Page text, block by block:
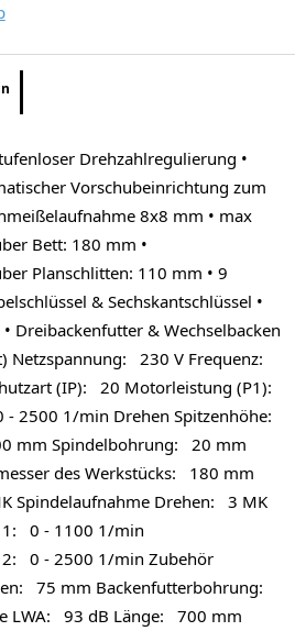
Drehzahlregulierung •
Vorschubeinrichtung zum
8x8 mm • max
Bett: 180 mm •
Planschlitten: 110 mm • 9
& Sechskantschlüssel •
Dreibackenfutter & Wechselbacken
Netzspannung: 230 V Frequenz:
(IP): 20 Motorleistung (P1):
2500 1/min Drehen Spitzenhöhe:
mm Spindelbohrung: 20 mm
des Werkstücks: 180 mm
Spindelaufnahme Drehen: 3 MK
1: 0 - 1100 1/min
2: 0 - 2500 1/min Zubehör
75 mm Backenfutterbohrung:
LWA: 93 dB Länge: 700 mm